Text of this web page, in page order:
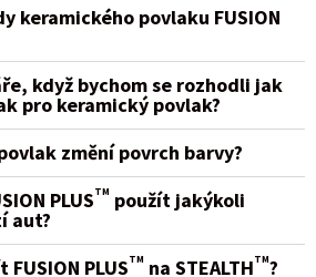
keramického povlaku FUSION
když bychom se rozhodli jak
pro keramický povlak?
změní povrch barvy?
PLUSTM použít jakýkoli
aut?
PLUSTM na STEALTHTM?